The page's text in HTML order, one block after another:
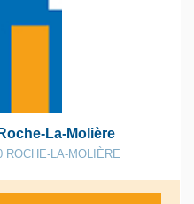
La-Molière
ROCHE-LA-MOLIÈRE